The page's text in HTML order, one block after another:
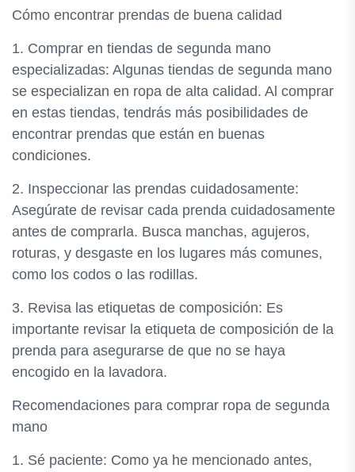
Cómo encontrar prendas de buena calidad
1. Comprar en tiendas de segunda mano
especializadas: Algunas tiendas de segunda mano
se especializan en ropa de alta calidad. Al comprar
en estas tiendas, tendrás más posibilidades de
encontrar prendas que están en buenas
condiciones.
2. Inspeccionar las prendas cuidadosamente:
Asegúrate de revisar cada prenda cuidadosamente
antes de comprarla. Busca manchas, agujeros,
roturas, y desgaste en los lugares más comunes,
como los codos o las rodillas.
3. Revisa las etiquetas de composición: Es
importante revisar la etiqueta de composición de la
prenda para asegurarse de que no se haya
encogido en la lavadora.
Recomendaciones para comprar ropa de segunda
mano
1. Sé paciente: Como ya he mencionado antes,